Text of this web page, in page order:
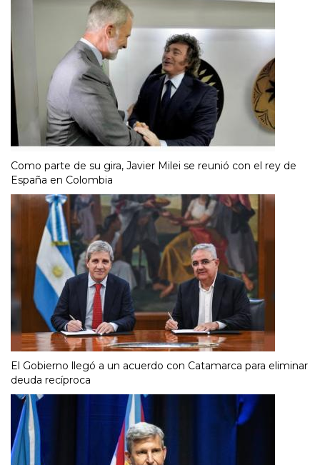
Como parte de su gira, Javier Milei se reunió con el rey de
España en Colombia
El Gobierno llegó a un acuerdo con Catamarca para eliminar
deuda recíproca